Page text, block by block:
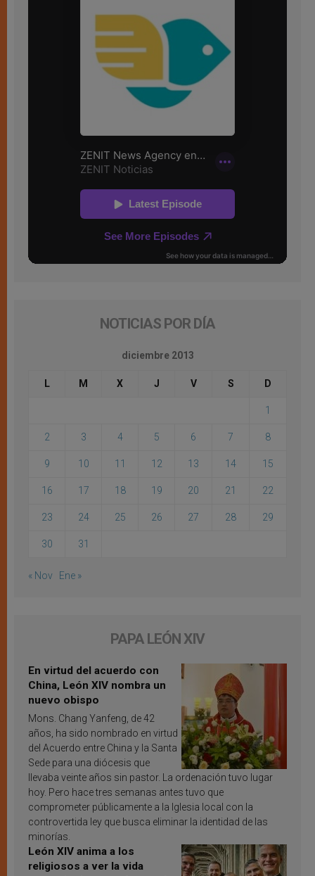
NOTICIAS POR DÍA
diciembre 2013
L M X J V S D
1
2 3 4 5 6 7 8
9 10 11 12 13 14 15
16 17 18 19 20 21 22
23 24 25 26 27 28 29
30 31
« Nov Ene »
PAPA LEÓN XIV
En virtud del acuerdo con
China, León XIV nombra un
nuevo obispo
Mons. Chang Yanfeng, de 42
años, ha sido nombrado en virtud
del Acuerdo entre China y la Santa
Sede para una diócesis que
llevaba veinte años sin pastor. La ordenación tuvo lugar
hoy. Pero hace tres semanas antes tuvo que
comprometer públicamente a la Iglesia local con la
controvertida ley que busca eliminar la identidad de las
minorías.
León XIV anima a los
religiosos a ver la vida